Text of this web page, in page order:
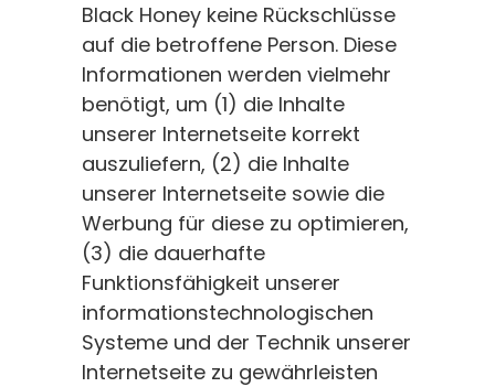
Black Honey keine Rückschlüsse
auf die betroffene Person. Diese
Informationen werden vielmehr
benötigt, um (1) die Inhalte
unserer Internetseite korrekt
auszuliefern, (2) die Inhalte
unserer Internetseite sowie die
Werbung für diese zu optimieren,
(3) die dauerhafte
Funktionsfähigkeit unserer
informationstechnologischen
Systeme und der Technik unserer
Internetseite zu gewährleisten